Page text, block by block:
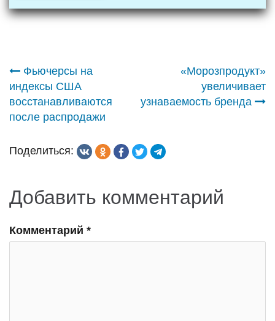
Навигация
по
Фьючерсы на
индексы США
восстанавливаются
после распродажи
«Морозпродукт»
увеличивает
узнаваемость бренда
Поделиться:
Добавить комментарий
Комментарий *